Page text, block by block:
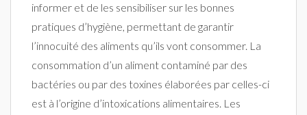
informer et de les sensibiliser sur les bonnes
pratiques d’hygiène, permettant de garantir
l’innocuité des aliments qu’ils vont consommer. La
consommation d’un aliment contaminé par des
bactéries ou par des toxines élaborées par celles-ci
est à l’origine d’intoxications alimentaires. Les